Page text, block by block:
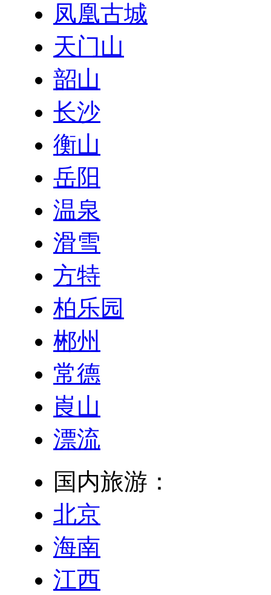
凤凰古城
天门山
韶山
长沙
衡山
岳阳
温泉
滑雪
方特
柏乐园
郴州
常德
崀山
漂流
国内旅游：
北京
海南
江西